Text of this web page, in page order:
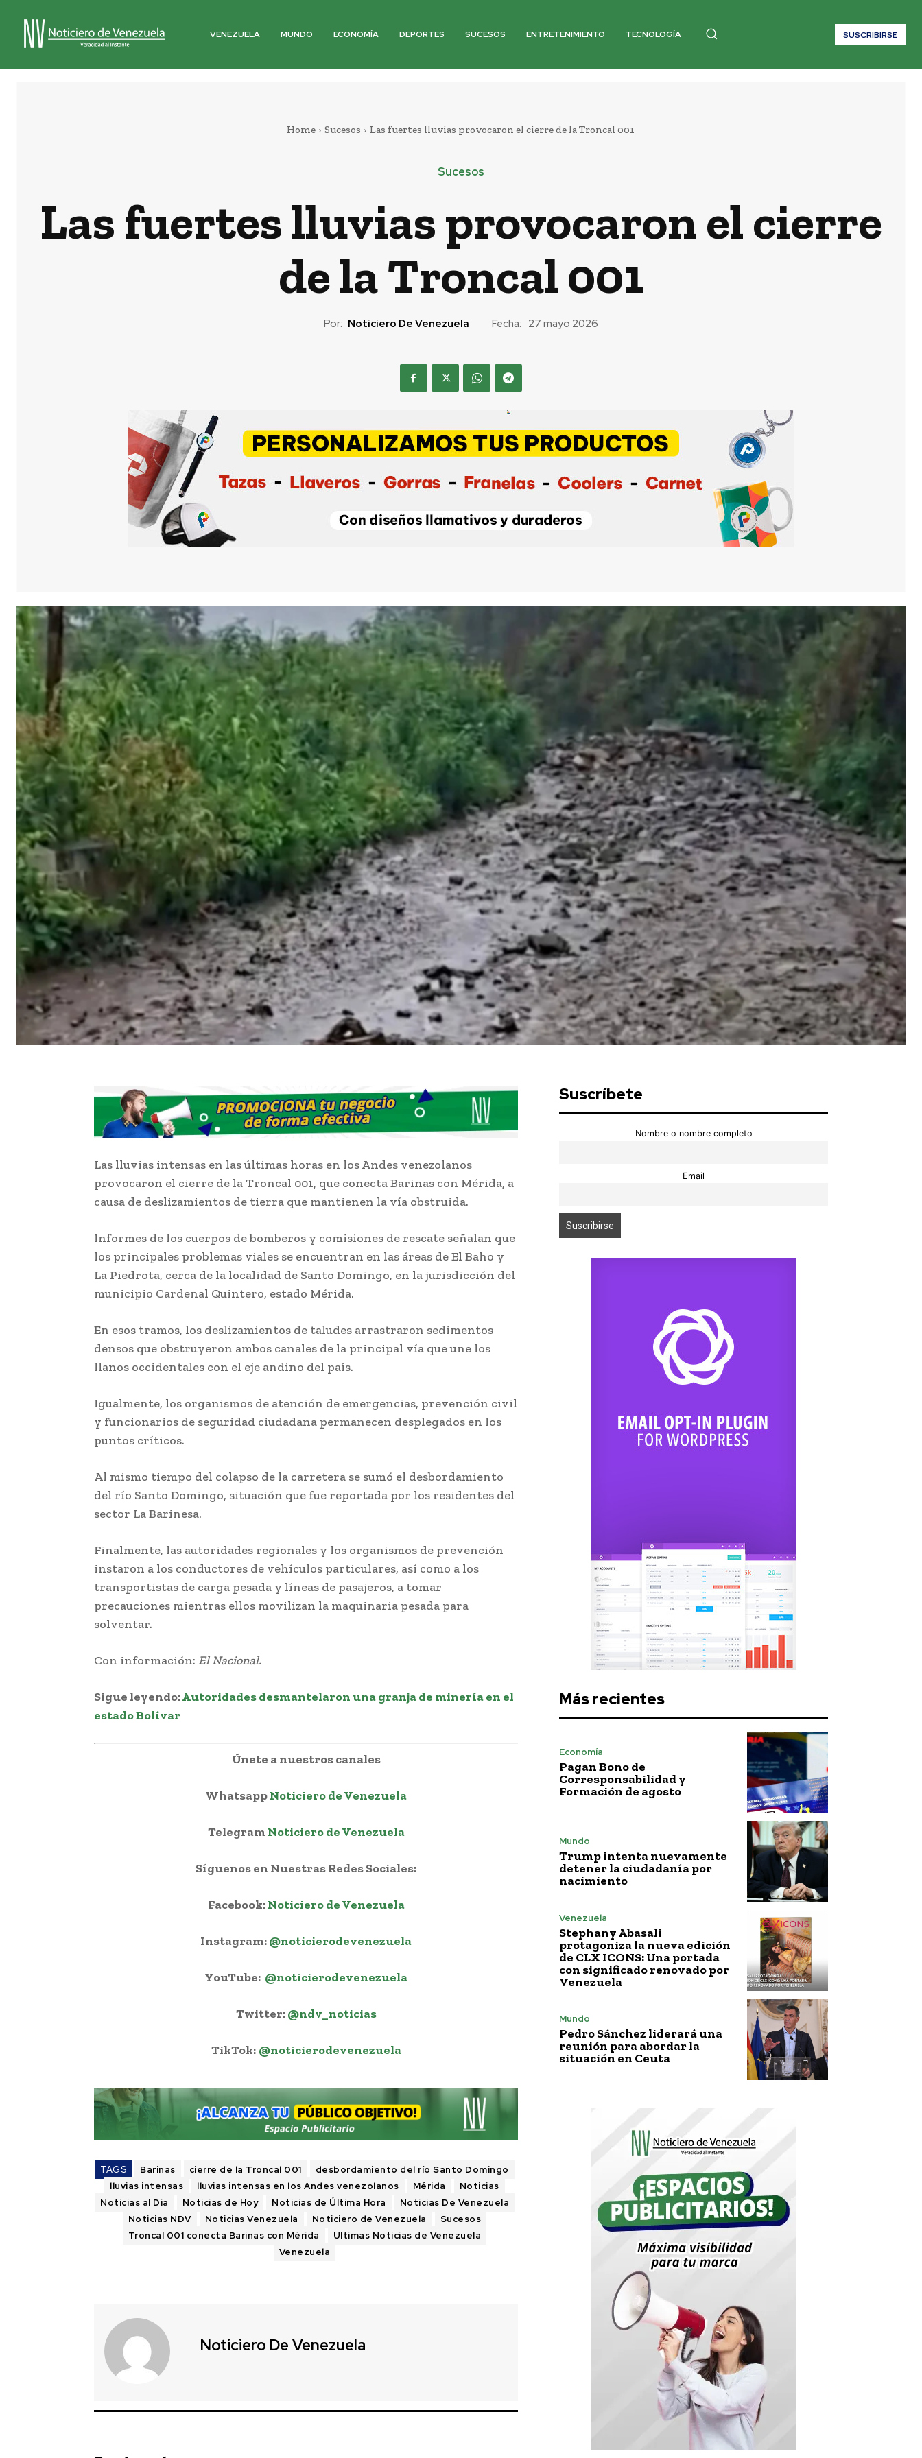
VENEZUELA MUNDO ECONOMÍA DEPORTES SUCESOS ENTRETENIMIENTO TECNOLOGÍA SUSCRIBIRSE
Home Sucesos Las fuertes lluvias provocaron el cierre de la Troncal 001
Sucesos
Las fuertes lluvias provocaron el cierre
de la Troncal 001
Por: Noticiero De Venezuela Fecha: 27 mayo 2026
Las lluvias intensas en las últimas horas en los Andes venezolanos
provocaron el cierre de la Troncal 001, que conecta Barinas con Mérida, a
causa de deslizamientos de tierra que mantienen la vía obstruida.
Informes de los cuerpos de bomberos y comisiones de rescate señalan que
los principales problemas viales se encuentran en las áreas de El Baho y
La Piedrota, cerca de la localidad de Santo Domingo, en la jurisdicción del
municipio Cardenal Quintero, estado Mérida.
En esos tramos, los deslizamientos de taludes arrastraron sedimentos
densos que obstruyeron ambos canales de la principal vía que une los
llanos occidentales con el eje andino del país.
Igualmente, los organismos de atención de emergencias, prevención civil
y funcionarios de seguridad ciudadana permanecen desplegados en los
puntos críticos.
Al mismo tiempo del colapso de la carretera se sumó el desbordamiento
del río Santo Domingo, situación que fue reportada por los residentes del
sector La Barinesa.
Finalmente, las autoridades regionales y los organismos de prevención
instaron a los conductores de vehículos particulares, así como a los
transportistas de carga pesada y líneas de pasajeros, a tomar
precauciones mientras ellos movilizan la maquinaria pesada para
solventar.
Con información: El Nacional.
Sigue leyendo:Autoridades desmantelaron una granja de minería en el
estado Bolívar
Únete a nuestros canales
WhatsappNoticiero de Venezuela
Telegram Noticiero de Venezuela
Síguenos en Nuestras Redes Sociales:
Facebook:Noticiero de Venezuela
Instagram:@noticierodevenezuela
YouTube: @noticierodevenezuela
Twitter:@ndv_noticias
TikTok: @noticierodevenezuela
TAGS Barinas cierre de la Troncal 001
desbordamiento del río Santo Domingo
lluvias intensas
lluvias intensas en los Andes venezolanos Mérida
Noticias
Noticias al Día
Noticias de Hoy Noticias de Última Hora
Noticias De Venezuela
Noticias NDV
Noticias Venezuela Noticiero de Venezuela
Sucesos
Troncal 001 conecta Barinas con Mérida
Ultimas Noticias de Venezuela
Venezuela
Noticiero De Venezuela
Suscríbete
Nombre o nombre completo
Email
Más recientes
Economía
Pagan Bono de
Corresponsabilidad y
Formación de agosto
Mundo
Trump intenta nuevamente
detener la ciudadanía por
nacimiento
Venezuela
Stephany Abasali
protagoniza la nueva edición
de CLX ICONS: Una portada
con significado renovado por
Venezuela
Mundo
Pedro Sánchez liderará una
reunión para abordar la
situación en Ceuta